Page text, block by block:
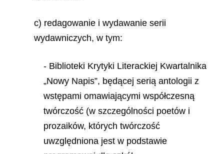
c) redagowanie i wydawanie serii
wydawniczych, w tym:
- Biblioteki Krytyki Literackiej Kwartalnika
„Nowy Napis”, będącej serią antologii z
wstępami omawiającymi współczesną
twórczość (w szczególności poetów i
prozaików, których twórczość
uwzględniona jest w podstawie